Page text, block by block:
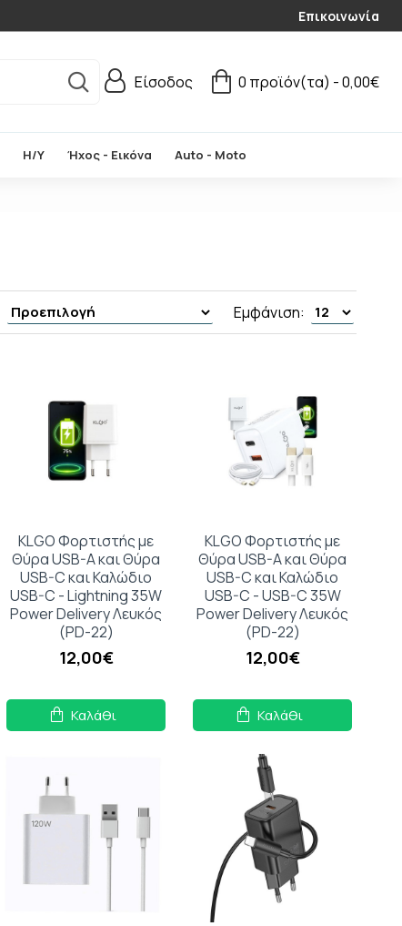
Επικοινωνία
Είσοδος 0 προϊόν(τα) - 0,00€
Η/Υ Ήχος - Εικόνα Auto - Moto
Εμφάνιση:
KLGO Φορτιστής με
Θύρα USB-A και Θύρα
USB-C και Καλώδιο
USB-C - Lightning 35W
Power Delivery Λευκός
(PD-22)
12,00€
Καλάθι
KLGO Φορτιστής με
Θύρα USB-A και Θύρα
USB-C και Καλώδιο
USB-C - USB-C 35W
Power Delivery Λευκός
(PD-22)
12,00€
Καλάθι